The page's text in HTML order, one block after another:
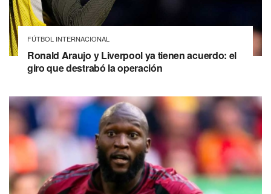
FÚTBOL INTERNACIONAL
Ronald Araujo y Liverpool ya tienen acuerdo: el
giro que destrabó la operación